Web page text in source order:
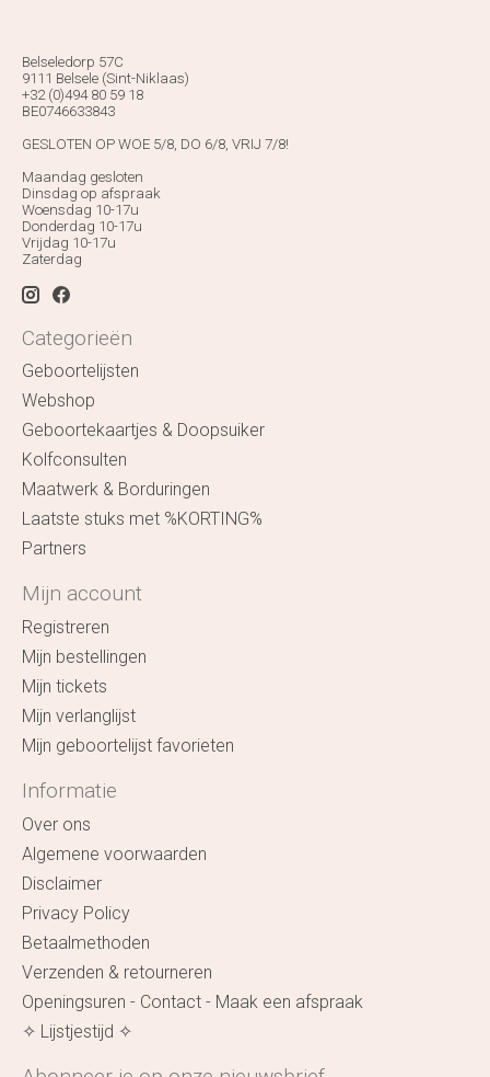
Belseledorp 57C
9111 Belsele (Sint-Niklaas)
+32 (0)494 80 59 18
BE0746633843
GESLOTEN OP WOE 5/8, DO 6/8, VRIJ 7/8!
Maandag gesloten
Dinsdag op afspraak
Woensdag 10-17u
Donderdag 10-17u
Vrijdag 10-17u
Zaterdag
Categorieën
Geboortelijsten
Webshop
Geboortekaartjes & Doopsuiker
Kolfconsulten
Maatwerk & Borduringen
Laatste stuks met %KORTING%
Partners
Mijn account
Registreren
Mijn bestellingen
Mijn tickets
Mijn verlanglijst
Mijn geboortelijst favorieten
Informatie
Over ons
Algemene voorwaarden
Disclaimer
Privacy Policy
Betaalmethoden
Verzenden & retourneren
Openingsuren - Contact - Maak een afspraak
✧ Lijstjestijd ✧